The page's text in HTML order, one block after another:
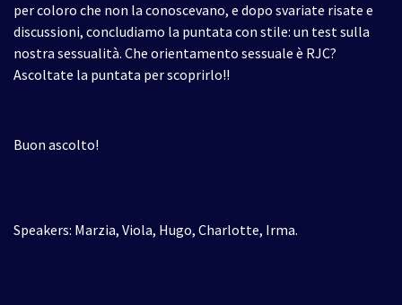
per coloro che non la conoscevano, e dopo svariate risate e
discussioni, concludiamo la puntata con stile: un test sulla
nostra sessualità. Che orientamento sessuale è RJC?
Ascoltate la puntata per scoprirlo!!
Buon ascolto!
Speakers: Marzia, Viola, Hugo, Charlotte, Irma.